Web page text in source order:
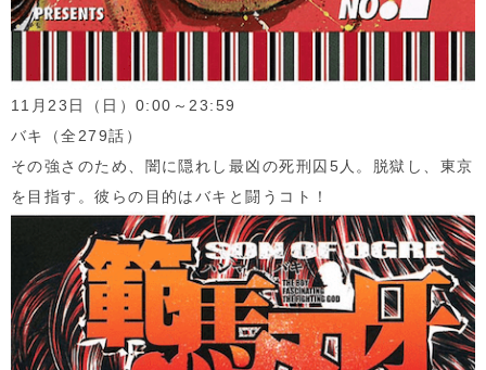
11月 23 日（日）0:00 ～ 23:59
バキ（全 279話）
その強さのため、闇に隠れし最凶の死刑囚5 人。脱獄し、東京
を目指す。彼らの目的はバキと闘うコト！